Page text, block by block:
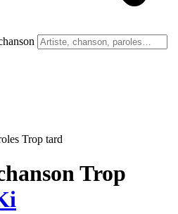
Trop tard
Trop